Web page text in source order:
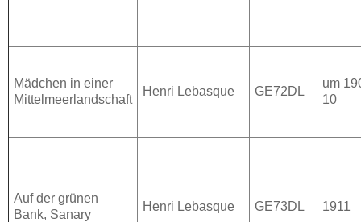
Mädchen in einer
Mittelmeerlandschaft
Henri Lebasque GE72DL
um
10
Auf der grünen
Bank, Sanary
Henri Lebasque GE73DL 1911